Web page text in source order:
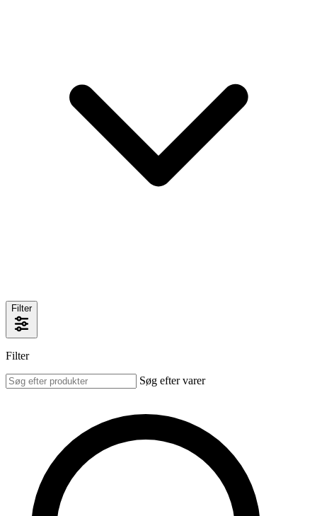
Filter
Filter
Søg efter varer